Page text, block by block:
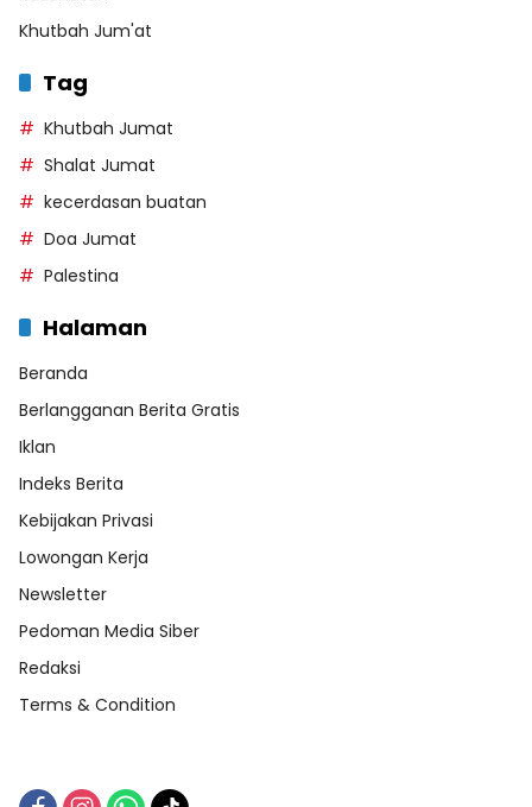
Khutbah Jum'at
Tag
Khutbah Jumat
Shalat Jumat
kecerdasan buatan
Doa Jumat
Palestina
Halaman
Beranda
Berlangganan Berita Gratis
Iklan
Indeks Berita
Kebijakan Privasi
Lowongan Kerja
Newsletter
Pedoman Media Siber
Redaksi
Terms & Condition